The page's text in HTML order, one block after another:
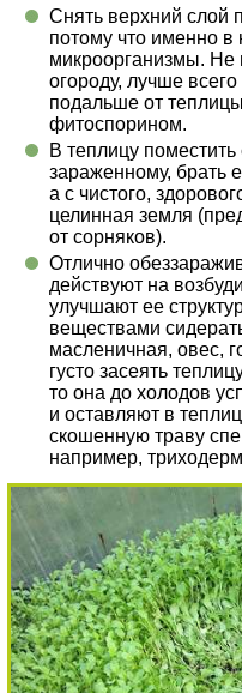
Снять верхний слой
потому что именно
микроорганизмы. Не
огороду, лучше
подальше от
фитоспорином.
В теплицу
зараженному, брать
а с чистого,
целинная земля
от сорняков).
Отлично
действуют на
улучшают ее
веществами
масленичная, овес,
густо засеять
то она до холодов
и оставляют в
скошенную траву
например,